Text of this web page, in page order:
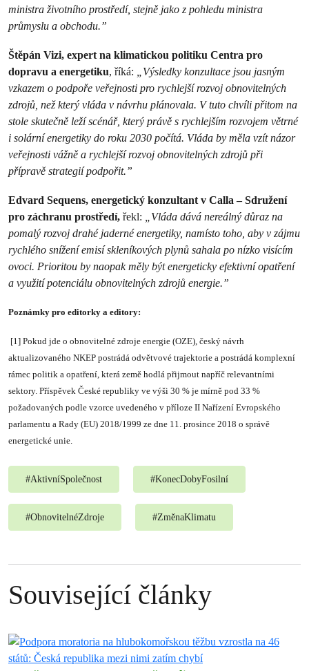
ministra životního prostředí, stejně jako z pohledu ministra
průmyslu a obchodu.”
Štěpán Vizi, expert na klimatickou politiku Centra pro
dopravu a energetiku, říká: „Výsledky konzultace jsou jasným
vzkazem o podpoře veřejnosti pro rychlejší rozvoj obnovitelných
zdrojů, než který vláda v návrhu plánovala. V tuto chvíli přitom na
stole skutečně leží scénář, který právě s rychlejším rozvojem větrné
i solární energetiky do roku 2030 počítá. Vláda by měla vzít názor
veřejnosti vážně a rychlejší rozvoj obnovitelných zdrojů při
přípravě strategií podpořit.”
Edvard Sequens, energetický konzultant v Calla – Sdružení
pro záchranu prostředí, řekl: „Vláda dává nereálný důraz na
pomalý rozvoj drahé jaderné energetiky, namísto toho, aby v zájmu
rychlého snížení emisí skleníkových plynů sahala po nízko visícím
ovoci. Prioritou by naopak měly být energeticky efektivní opatření
a využití potenciálu obnovitelných zdrojů energie.”
Poznámky pro editorky a editory:
[1] Pokud jde o obnovitelné zdroje energie (OZE), český návrh
aktualizovaného NKEP postrádá odvětvové trajektorie a postrádá komplexní
rámec politik a opatření, která země hodlá přijmout napříč relevantními
sektory. Příspěvek České republiky ve výši 30 % je mírně pod 33 %
požadovaných podle vzorce uvedeného v příloze II Nařízení Evropského
parlamentu a Rady (EU) 2018/1999 ze dne 11. prosince 2018 o správě
energetické unie.
#AktivníSpolečnost #KonecDobyFosilní
#ObnovitelnéZdroje #ZměnaKlimatu
Související články